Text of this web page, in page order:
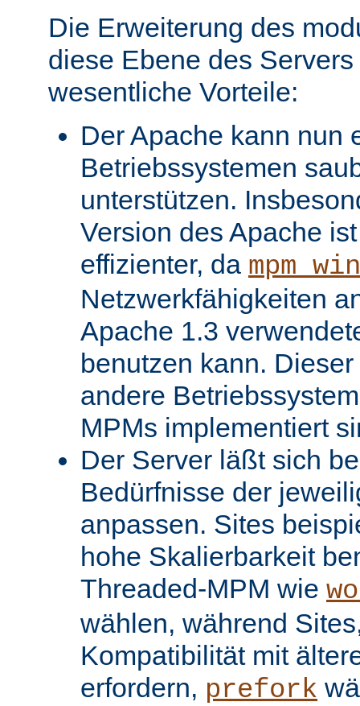
Die Erweiterung des
diese Ebene des
wesentliche Vorteile:
Der Apache kann nun
Betriebssystemen
unterstützen.
Version des Apache
effizienter, da
Netzwerkfähigkeiten
Apache 1.3
benutzen kann.
andere
MPMs implementiert
Der Server läßt sich
Bedürfnisse der
anpassen. Sites
hohe Skalierbarkeit
Threaded-MPM wie
wählen, während
Kompatibilität mit
erfordern, prefork